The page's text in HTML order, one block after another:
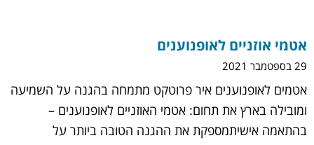
אטמי אוזניים לאופנוענים
29 בספטמבר 2021
אטמים לאופנוענים איר פרוטקט מתמחה בהגנה על השמיעה
ומובילה בארץ את תחום: אטמי האוזניים לאופנוענים –
בהתאמה אישיתמספקת את ההגנה הטובה ביותר על